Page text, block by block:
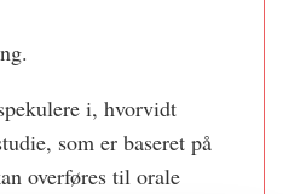
i, hvorvidt
som er baseret på
overføres til orale